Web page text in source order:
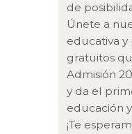
de
Únete a
educativa
gratuitos
Admisión
y da el
educación
¡Te